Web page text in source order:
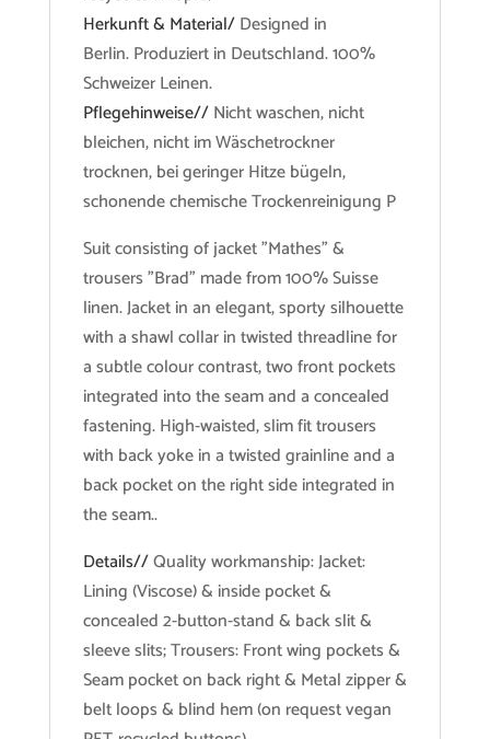
Herkunft & Material/Designed in
Berlin. Produziert in Deutschland. 100%
Schweizer Leinen.
Pflegehinweise//Nicht waschen, nicht
bleichen, nicht im Wäschetrockner
trocknen, bei geringer Hitze bügeln,
schonende chemische Trockenreinigung P
Suit consisting of jacket "Mathes" &
trousers "Brad" made from 100% Suisse
linen. Jacket in an elegant, sporty silhouette
with a shawl collar in twisted threadline for
a subtle colour contrast, two front pockets
integrated into the seam and a concealed
fastening. High-waisted, slim fit trousers
with back yoke in a twisted grainline and a
back pocket on the right side integrated in
the seam..
Details//Quality workmanship: Jacket:
Lining (Viscose) & inside pocket &
concealed 2-button-stand & back slit &
sleeve slits; Trousers: Front wing pockets &
Seam pocket on back right & Metal zipper &
belt loops & blind hem (on request vegan